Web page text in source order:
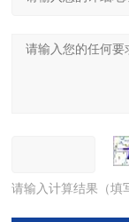
请输入计算结果（填